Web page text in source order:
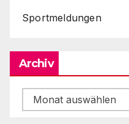
Sportmeldungen
Archiv
Archiv